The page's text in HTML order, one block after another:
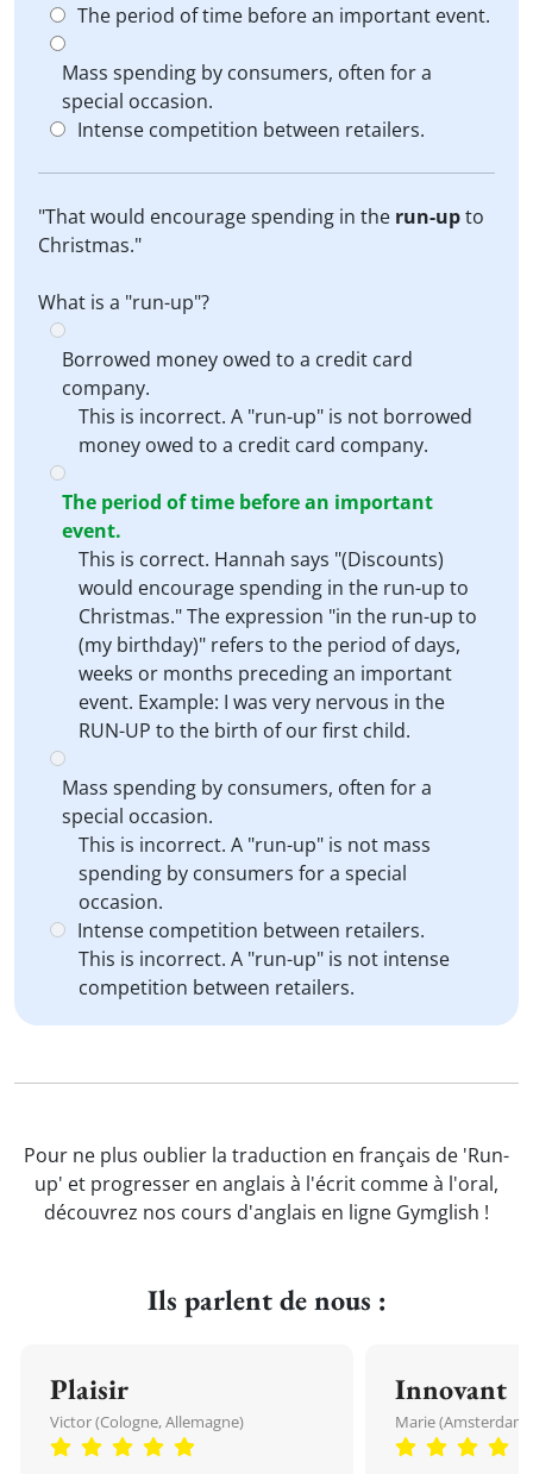
The period of time before an important event.
Mass spending by consumers, often for a
special occasion.
Intense competition between retailers.
"That would encourage spending in the run-upto
Christmas."
What is a "run-up"?
Borrowed money owed to a credit card
company.
This is incorrect. A "run-up" is not borrowed
money owed to a credit card company.
The period of time before an important
event.
This is correct. Hannah says "(Discounts)
would encourage spending in the run-up to
Christmas." The expression "in the run-up to
(my birthday)" refers to the period of days,
weeks or months preceding an important
event. Example: I was very nervous in the
RUN-UP to the birth of our first child.
Mass spending by consumers, often for a
special occasion.
This is incorrect. A "run-up" is not mass
spending by consumers for a special
occasion.
Intense competition between retailers.
This is incorrect. A "run-up" is not intense
competition between retailers.
Pour ne plus oublier la traduction en français de 'Run-
up' et progresser en anglais à l'écrit comme à l'oral,
découvrez nos cours d'anglais en ligne Gymglish !
Ils parlent de nous :
Plaisir
Victor (Cologne, Allemagne)
Innovant
Marie (Amsterdam,